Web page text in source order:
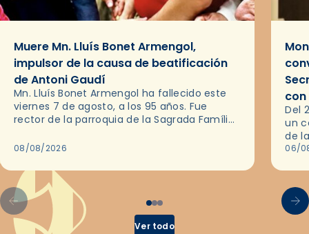
Muere Mn. Lluís Bonet Armengol,
impulsor de la causa de beatificación
de Antoni Gaudí
Mn. Lluís Bonet Armengol ha fallecido este
viernes 7 de agosto, a los 95 años. Fue
rector de la parroquia de la Sagrada Família
08/08/2026
Del
un
de
en
06/
Ver todo